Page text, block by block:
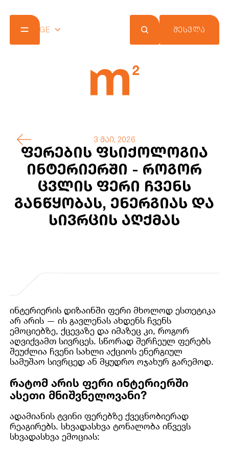
GE ᲨᲔᲡᲕᲚᲐ
3 მაი, 2026
ფერების ფსიქოლოგია
ინტერიერში - როგორ
ცვლის ფერი ჩვენს
განწყობას, ენერგიას და
სივრცის აღქმას
ინტერიერის დიზაინში ფერი მხოლოდ ესთეტიკა
არ არის — ის გავლენას ახდენს ჩვენს
ემოციებზე, ქცევაზე და იმაზეც კი, როგორ
აღვიქვამთ სივრცეს. სწორად შერჩეულ ფერებს
შეუძლია ჩვენი სახლი აქციოს ენერგიულ
სამუშაო სივრცედ ან მყუდრო ოჯახურ გარემოდ.
რატომ არის ფერი ინტერიერში
ასეთი მნიშვნელოვანი?
ადამიანის ტვინი ფერებზე ქვეცნობიერად
რეაგირებს. სხვადასხვა ტონალობა იწვევს
სხვადასხვა ემოციას: